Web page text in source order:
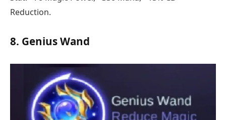
Reduction.
8. Genius Wand